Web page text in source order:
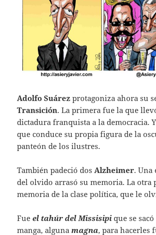
Adolfo Suárez protagoniza ahora su
Transición. La primera fue la que
dictadura franquista a la democracia.
que conduce su propia figura de la
panteón de los ilustres.
También padeció dos Alzheimer. Una
del olvido arrasó su memoria. La otra
memoria de la clase política, que le
Fueel tahúr del Missisipi que se
manga, algunamagna, para hacerles